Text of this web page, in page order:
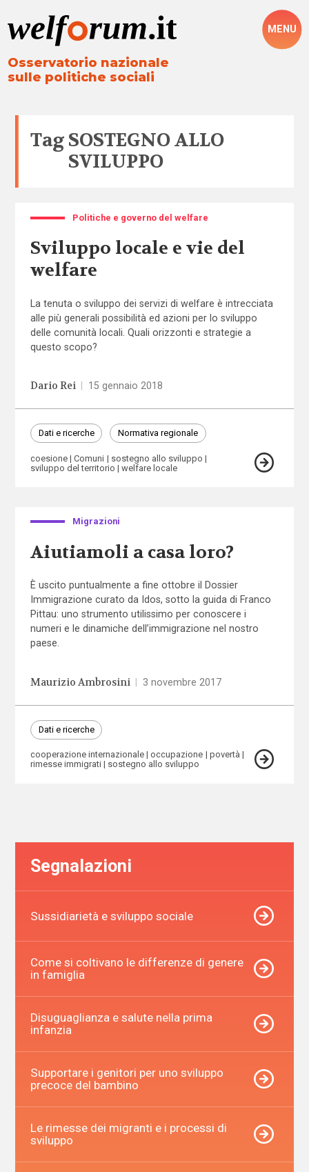
Osservatorio nazionale
sulle politiche sociali
MENU
Tag SOSTEGNO ALLO
SVILUPPO
Politiche e governo del welfare
Sviluppo locale e vie del
welfare
La tenuta o sviluppo dei servizi di welfare è intrecciata
alle più generali possibilità ed azioni per lo sviluppo
delle comunità locali. Quali orizzonti e strategie a
questo scopo?
Dario Rei 15 gennaio 2018
Dati e ricerche Normativa regionale
coesione Comuni
sostegno allo sviluppo
sviluppo del territorio
welfare locale
Migrazioni
Aiutiamoli a casa loro?
È uscito puntualmente a fine ottobre il Dossier
Immigrazione curato da Idos, sotto la guida di Franco
Pittau: uno strumento utilissimo per conoscere i
numeri e le dinamiche dell’immigrazione nel nostro
paese.
Maurizio Ambrosini 3 novembre 2017
Dati e ricerche
cooperazione internazionale occupazione
povertà
rimesse immigrati
sostegno allo sviluppo
Segnalazioni
Sussidiarietà e sviluppo sociale
Come si coltivano le differenze di genere
in famiglia
Disuguaglianza e salute nella prima
infanzia
Supportare i genitori per uno sviluppo
precoce del bambino
Le rimesse dei migranti e i processi di
sviluppo